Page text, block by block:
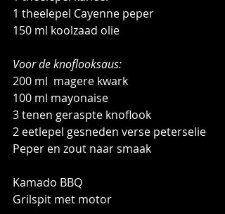
1 theelepel Cayenne peper
150 ml koolzaad olie
Voor de knoflooksaus:
200 ml  magere kwark
100 ml mayonaise
3 tenen geraspte knoflook
2 eetlepel gesneden verse peterselie
Peper en zout naar smaak
Kamado BBQ
Grilspit met motor